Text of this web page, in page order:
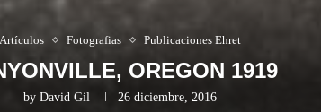
Artículos Fotografias Publicaciones Ehret
OREGON 1919
by David Gil 26 diciembre, 2016